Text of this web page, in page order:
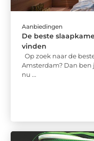
Aanbiedingen
De beste
vinden
Op zoek naar de
Amsterdam? Dan ben
nu ...